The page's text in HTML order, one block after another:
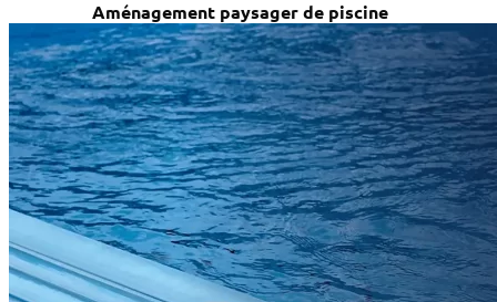
Aménagement paysager de piscine
Jardin
Massifs
Saunas / Hammams
Saunas
Hammams
SPAS